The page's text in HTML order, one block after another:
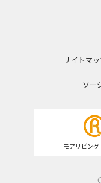
サイトマ
ソー
「モアリビン